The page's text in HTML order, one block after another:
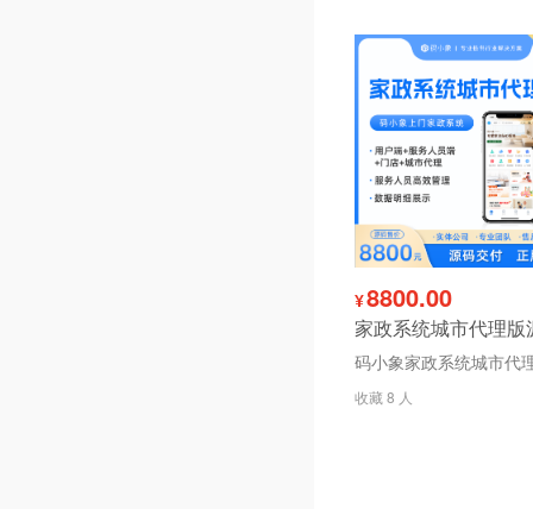
¥8800.00
收藏 8 人